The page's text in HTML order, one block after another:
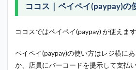
ココス｜ペイペイ(paypay)の
ココスではペイペイ(paypay) が使えます
ペイペイ(paypay)の使い方はレジ横に
か、店員にバーコードを提示して支払